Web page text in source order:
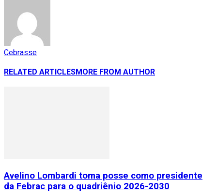
Cebrasse
RELATED ARTICLESMORE FROM AUTHOR
Avelino Lombardi toma posse como presidente
da Febrac para o quadriênio 2026-2030